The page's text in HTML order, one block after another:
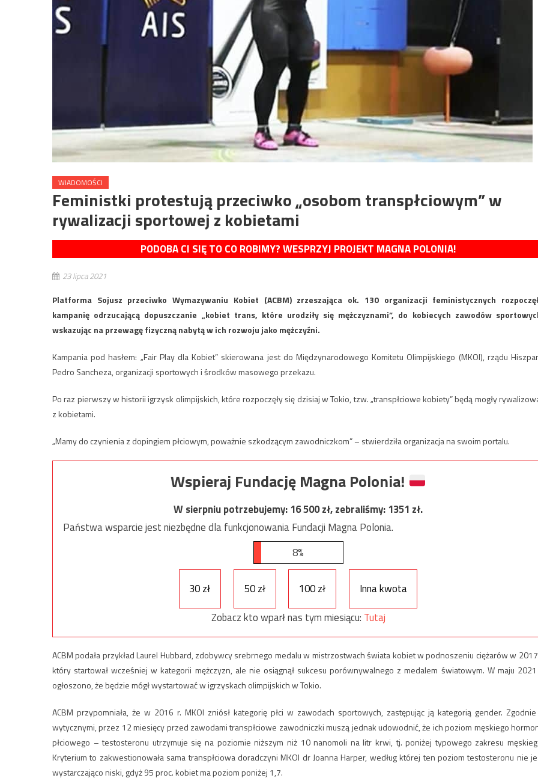
WIADOMOŚCI
Feministki protestują przeciwko „osobom transpłciowym” w
rywalizacji sportowej z kobietami
PODOBA CI SIĘ TO CO ROBIMY? WESPRZYJ PROJEKT MAGNA POLONIA!
23 lipca 2021
Platforma Sojusz przeciwko Wymazywaniu Kobiet (ACBM) zrzeszająca ok. 130 organizacji feministycznych
kampanię odrzucającą dopuszczanie „kobiet trans, które urodziły się mężczyznami”, do kobiecych zawodów
wskazując na przewagę fizyczną nabytą w ich rozwoju jako mężczyźni.
Kampania pod hasłem: „Fair Play dla Kobiet” skierowana jest do Międzynarodowego Komitetu Olimpijskiego (MKOl), rządu
Pedro Sancheza, organizacji sportowych i środków masowego przekazu.
Po raz pierwszy w historii igrzysk olimpijskich, które rozpoczęły się dzisiaj w Tokio, tzw. „transpłciowe kobiety” będą mogły
z kobietami.
„Mamy do czynienia z dopingiem płciowym, poważnie szkodzącym zawodniczkom” – stwierdziła organizacja na swoim portalu.
Wspieraj Fundację Magna Polonia!
W sierpniu potrzebujemy:16 500zł, zebraliśmy:1351 zł.
Państwa wsparcie jest niezbędne dla funkcjonowania Fundacji Magna Polonia.
8%
30 zł 50 zł 100 zł
Inna kwota
Zobacz kto wparł nas tym miesiącu: Tutaj
ACBM podała przykład Laurel Hubbard, zdobywcy srebrnego medalu w mistrzostwach świata kobiet w podnoszeniu ciężarów w
który startował wcześniej w kategorii mężczyzn, ale nie osiągnął sukcesu porównywalnego z medalem światowym. W maju
ogłoszono, że będzie mógł wystartować w igrzyskach olimpijskich w Tokio.
ACBM przypomniała, że w 2016 r. MKOl zniósł kategorię płci w zawodach sportowych, zastępując ją kategorią gender.
wytycznymi, przez 12 miesięcy przed zawodami transpłciowe zawodniczki muszą jednak udowodnić, że ich poziom męskiego
płciowego – testosteronu utrzymuje się na poziomie niższym niż 10 nanomoli na litr krwi, tj. poniżej typowego zakresu
Kryterium to zakwestionowała sama transpłciowa doradczyni MKOl dr Joanna Harper, według której ten poziom testosteronu nie
wystarczająco niski, gdyż 95 proc. kobiet ma poziom poniżej 1,7.